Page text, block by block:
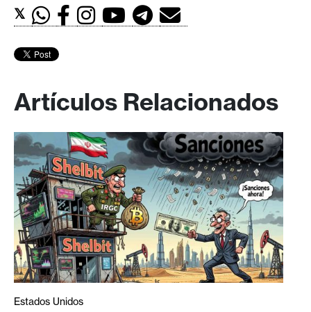
𝕏
Artículos Relacionados
Estados Unidos